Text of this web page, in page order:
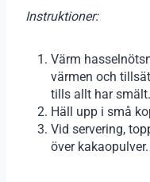
Instruktioner:
Värm
värmen och
tills allt har smält.
Häll upp i små
Vid servering,
över kakaopulver.